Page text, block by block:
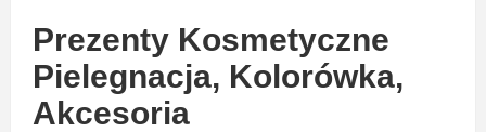
Prezenty Kosmetyczne
Pielegnacja, Kolorówka,
Akcesoria